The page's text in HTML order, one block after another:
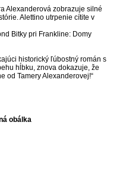
Alexanderová zobrazuje silné
Alettino utrpenie cítite v
Bitky pri Frankline: Domy
historický ľúbostný román s
hĺbku, znova dokazuje, že
od Tamery Alexanderovej!“
obálka